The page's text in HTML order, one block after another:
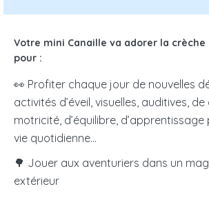
Votre place en crèche vous
jour soit € / mois
Les résultats obtenus n'ont qu'une
indicative et non contractuelle.La
à un crédit d’impôts de 50%de vos
dans la limite de 1 750€ par enfant et
: La crèche
Votre mini Canaille va adorer la
pour :
👀 Profiter chaque jour de nouvelles
activités d’éveil, visuelles, auditives,
motricité, d’équilibre,
vie quotidienne…
🌳 Jouer aux aventuriers dans un
extérieur